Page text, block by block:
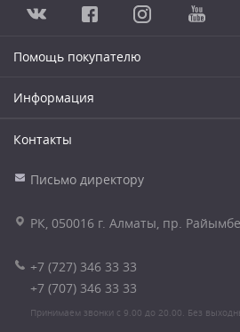
Помощь покупателю
Информация
Контакты
Письмо директору
РК, 050016 г. Алматы, пр.
+7 (727) 346 33 33
+7 (707) 346 33 33
Принимаем звонки с 9.00 до 20.00. Без